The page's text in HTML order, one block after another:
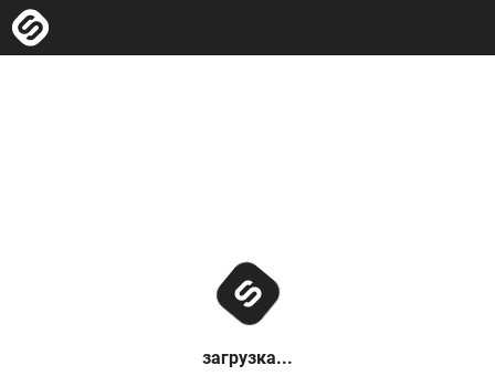
загрузка...